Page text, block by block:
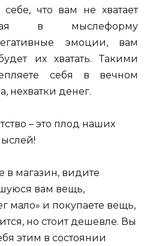
себе, что вам не хватает
в мыслеформу
эмоции, вам
их хватать. Такими
себя в вечном
нехватки денег.
– это плод наших
в магазин, видите
вам вещь,
мало» и покупаете вещь,
но стоит дешевле. Вы
этим в состоянии